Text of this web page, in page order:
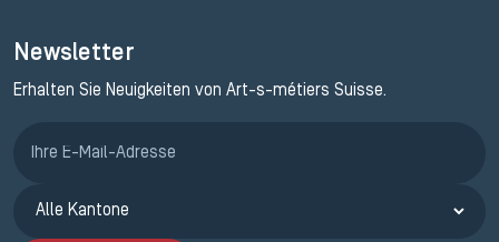
Newsletter
Erhalten Sie Neuigkeiten von Art-s-métiers Suisse.